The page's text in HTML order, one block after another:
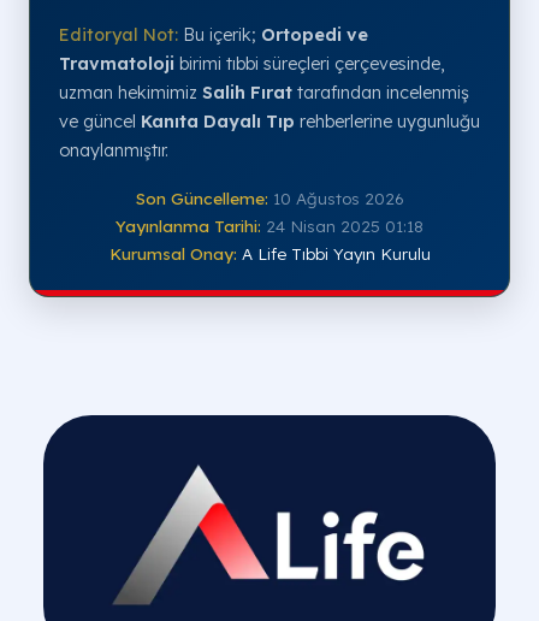
Editoryal Not: Bu içerik; Ortopedi ve
Travmatoloji birimi tıbbi süreçleri çerçevesinde,
uzman hekimimiz Salih Fırat tarafından incelenmiş
ve güncel Kanıta Dayalı Tıp rehberlerine uygunluğu
onaylanmıştır.
Son Güncelleme: 10 Ağustos 2026
Yayınlanma Tarihi: 24 Nisan 2025 01:18
Kurumsal Onay: A Life Tıbbi Yayın Kurulu